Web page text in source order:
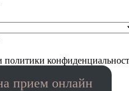
политики
прием онлайн